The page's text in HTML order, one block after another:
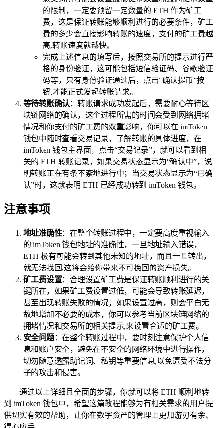
的限制，一定要预留一定数量的 ETH 作为矿工
费，这是保证转账能够顺利进行的必要条件，矿工
费的多少会直接影响转账的速度，支付的矿工费越
高,转账速度就越快。
完成上述信息的填写后，按照交易所的提示进行严
格的身份验证，这可能包括短信验证码、谷歌验证
码等，只有身份验证通过后，点击“确认提币”按
钮,才能正式发起转账请求。
等待转账确认：转账请求成功发起后，需要耐心等待区
块链网络的确认，这个过程所需的时间会受到网络拥堵
情况和你支付的矿工费的双重影响，你可以在 imToken
钱包中随时查看交易记录，了解转账的具体进度，在
imToken 钱包主界面，点击“交易记录”，就可以看到相
关的 ETH 转账记录，如果交易状态显示为“确认中”，说
明转账正在有条不紊地进行中；当交易状态显示为“已确
认”时，这就表明 ETH 已经成功转到 imToken 钱包。
注意事项
地址准确性：在整个转账过程中，一定要高度重视输入
的 imToken 钱包地址的准确性，一旦地址输入错误，
ETH 极有可能会转到其他未知的地址，而且一旦转出，
就无法找回,这将会给你带来不可挽回的资产损失。
矿工费设置：合理设置矿工费是保证转账顺利进行的关
键所在，如果矿工费设置过低，可能会导致转账延迟，
甚至出现转账失败的情况；如果设置过高，则会平白无
故地增加不必要的成本，你可以参考当前区块链网络的
拥堵情况和交易所的相关提示,来设置合适的矿工费。
安全问题：在整个转账过程中，要时刻注意保护个人信
息和账户安全，避免在不安全的网络环境中进行操作，
切勿随意透露助记词、私钥等重要信息,以免遭受不法分
子的攻击和侵害。
通过以上详细且全面的步骤，你就可以将 ETH 顺利地转
到 imToken 钱包中，希望这篇教程能够为有相关需求的用户提
供切实有效的帮助，让你在数字资产的管理上更加游刃有余、